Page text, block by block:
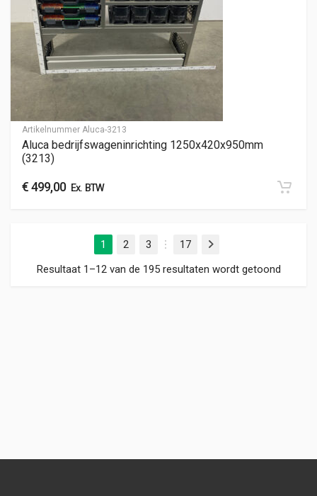
Artikelnummer Aluca-3213
Aluca bedrijfswageninrichting 1250x420x950mm
(3213)
€499,00Ex. BTW
1 2 3
…
17
Volgende
Resultaat 1–12 van de 195 resultaten wordt getoond